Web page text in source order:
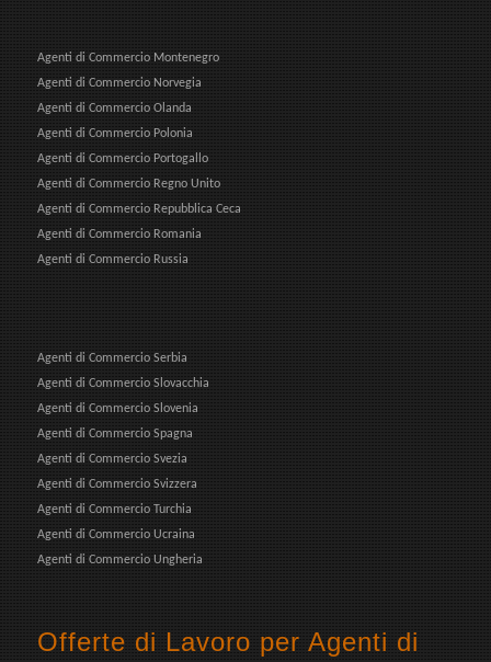
Agenti di Commercio Montenegro
Agenti di Commercio Norvegia
Agenti di Commercio Olanda
Agenti di Commercio Polonia
Agenti di Commercio Portogallo
Agenti di Commercio Regno Unito
Agenti di Commercio Repubblica Ceca
Agenti di Commercio Romania
Agenti di Commercio Russia
Agenti di Commercio Serbia
Agenti di Commercio Slovacchia
Agenti di Commercio Slovenia
Agenti di Commercio Spagna
Agenti di Commercio Svezia
Agenti di Commercio Svizzera
Agenti di Commercio Turchia
Agenti di Commercio Ucraina
Agenti di Commercio Ungheria
Offerte di Lavoro per Agenti di